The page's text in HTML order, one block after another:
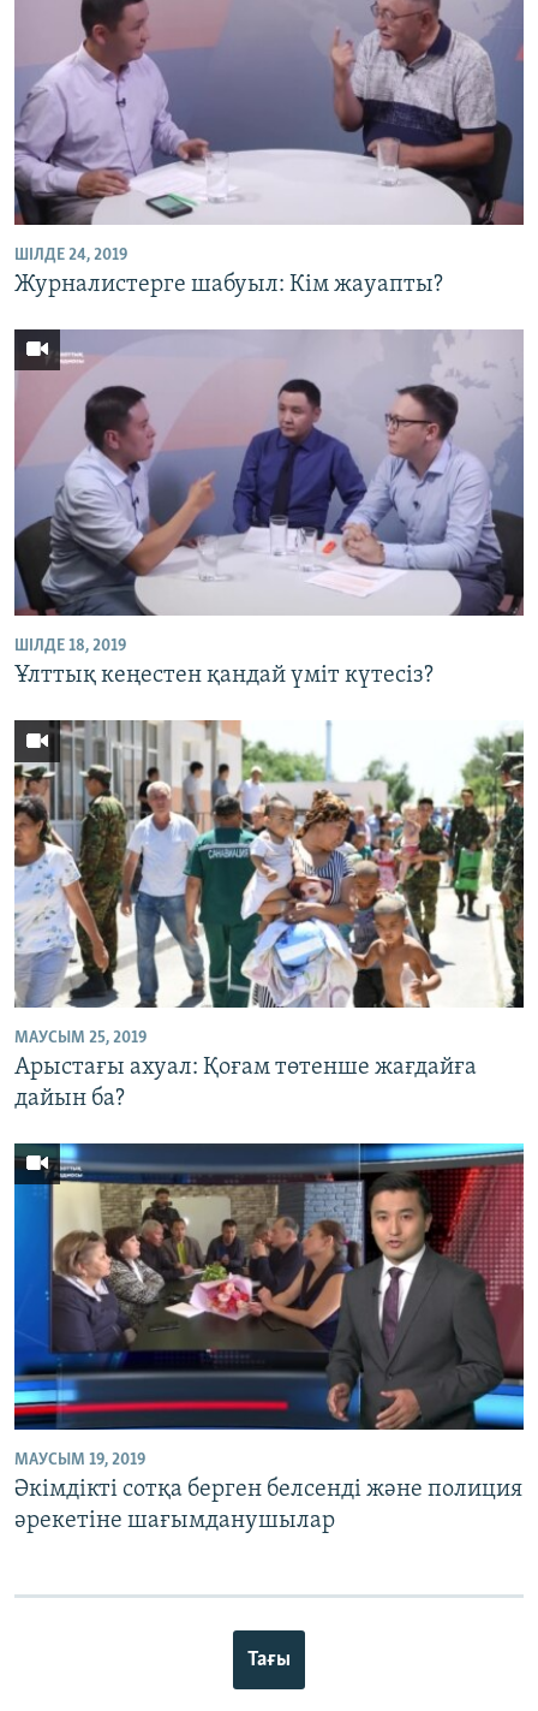
ШІЛДЕ 24, 2019
Журналистерге шабуыл: Кім жауапты?
ШІЛДЕ 18, 2019
Ұлттық кеңестен қандай үміт күтесіз?
МАУСЫМ 25, 2019
Арыстағы ахуал: Қоғам төтенше жағдайға
дайын ба?
МАУСЫМ 19, 2019
Әкімдікті сотқа берген белсенді және полиция
әрекетіне шағымданушылар
Тағы